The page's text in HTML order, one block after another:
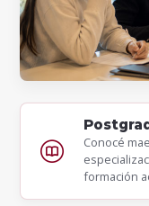
Conocé
formación